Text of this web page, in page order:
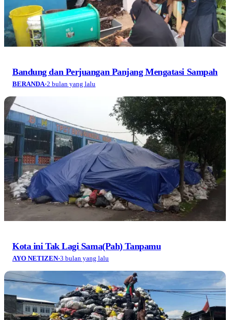
Bandung dan Perjuangan Panjang Mengatasi Sampah
BERANDA·2 bulan yang lalu
Kota ini Tak Lagi Sama(Pah) Tanpamu
AYO NETIZEN·3 bulan yang lalu